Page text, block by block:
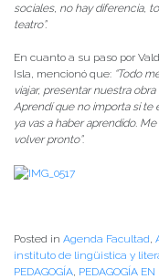
sociales, no hay diferencia,
teatro”.
En cuanto a su paso por
Isla, mencionó que: “Todo
viajar, presentar nuestra
Aprendí que no importa si te
ya vas a haber aprendido.
volver pronto”.
Posted in Agenda Facultad,
instituto de lingüistica y
PEDAGOGÍA, PEDAGOGÍA